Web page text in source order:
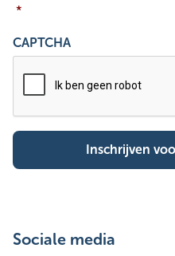
*
CAPTCHA
Sociale media